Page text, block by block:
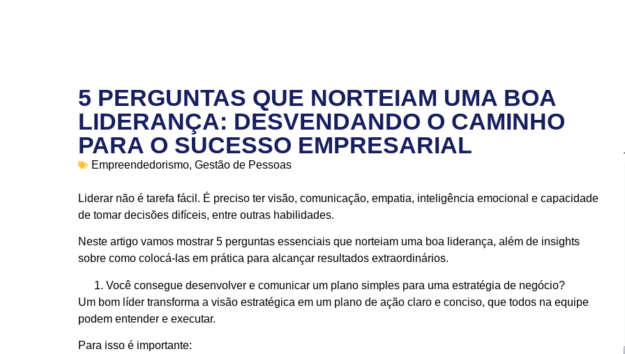
5 PERGUNTAS QUE NORTEIAM UMA BOA
LIDERANÇA: DESVENDANDO O CAMINHO
PARA O SUCESSO EMPRESARIAL
Empreendedorismo, Gestão de Pessoas
Liderar não é tarefa fácil. É preciso ter visão, comunicação, empatia, inteligência emocional e capacidade
de tomar decisões difíceis, entre outras habilidades.
Neste artigo vamos mostrar 5 perguntas essenciais que norteiam uma boa liderança, além de insights
sobre como colocá-las em prática para alcançar resultados extraordinários.
Você consegue desenvolver e comunicar um plano simples para uma estratégia de negócio?
Um bom líder transforma a visão estratégica em um plano de ação claro e conciso, que todos na equipe
podem entender e executar.
Para isso é importante: